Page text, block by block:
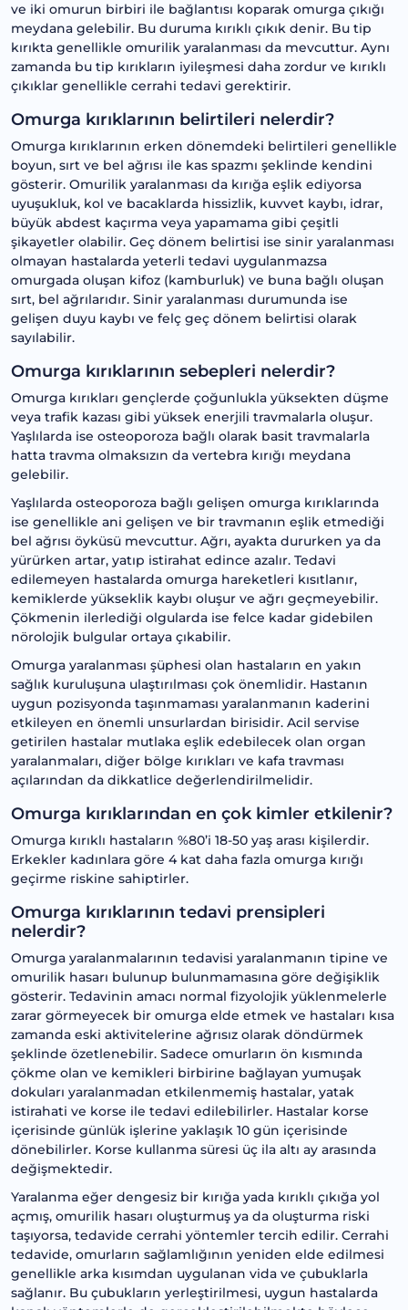
ve iki omurun birbiri ile bağlantısı koparak omurga çıkığı
meydana gelebilir. Bu duruma kırıklı çıkık denir. Bu tip
kırıkta genellikle omurilik yaralanması da mevcuttur. Aynı
zamanda bu tip kırıkların iyileşmesi daha zordur ve kırıklı
çıkıklar genellikle cerrahi tedavi gerektirir.
Omurga kırıklarının belirtileri nelerdir?
Omurga kırıklarının erken dönemdeki belirtileri genellikle
boyun, sırt ve bel ağrısı ile kas spazmı şeklinde kendini
gösterir. Omurilik yaralanması da kırığa eşlik ediyorsa
uyuşukluk, kol ve bacaklarda hissizlik, kuvvet kaybı, idrar,
büyük abdest kaçırma veya yapamama gibi çeşitli
şikayetler olabilir. Geç dönem belirtisi ise sinir yaralanması
olmayan hastalarda yeterli tedavi uygulanmazsa
omurgada oluşan kifoz (kamburluk) ve buna bağlı oluşan
sırt, bel ağrılarıdır. Sinir yaralanması durumunda ise
gelişen duyu kaybı ve felç geç dönem belirtisi olarak
sayılabilir.
Omurga kırıklarının sebepleri nelerdir?
Omurga kırıkları gençlerde çoğunlukla yüksekten düşme
veya trafik kazası gibi yüksek enerjili travmalarla oluşur.
Yaşlılarda ise osteoporoza bağlı olarak basit travmalarla
hatta travma olmaksızın da vertebra kırığı meydana
gelebilir.
Yaşlılarda osteoporoza bağlı gelişen omurga kırıklarında
ise genellikle ani gelişen ve bir travmanın eşlik etmediği
bel ağrısı öyküsü mevcuttur. Ağrı, ayakta dururken ya da
yürürken artar, yatıp istirahat edince azalır. Tedavi
edilemeyen hastalarda omurga hareketleri kısıtlanır,
kemiklerde yükseklik kaybı oluşur ve ağrı geçmeyebilir.
Çökmenin ilerlediği olgularda ise felce kadar gidebilen
nörolojik bulgular ortaya çıkabilir.
Omurga yaralanması şüphesi olan hastaların en yakın
sağlık kuruluşuna ulaştırılması çok önemlidir. Hastanın
uygun pozisyonda taşınmaması yaralanmanın kaderini
etkileyen en önemli unsurlardan birisidir. Acil servise
getirilen hastalar mutlaka eşlik edebilecek olan organ
yaralanmaları, diğer bölge kırıkları ve kafa travması
açılarından da dikkatlice değerlendirilmelidir.
Omurga kırıklarından en çok kimler etkilenir?
Omurga kırıklı hastaların %80’i 18-50 yaş arası kişilerdir.
Erkekler kadınlara göre 4 kat daha fazla omurga kırığı
geçirme riskine sahiptirler.
Omurga kırıklarının tedavi prensipleri
nelerdir?
Omurga yaralanmalarının tedavisi yaralanmanın tipine ve
omurilik hasarı bulunup bulunmamasına göre değişiklik
gösterir. Tedavinin amacı normal fizyolojik yüklenmelerle
zarar görmeyecek bir omurga elde etmek ve hastaları kısa
zamanda eski aktivitelerine ağrısız olarak döndürmek
şeklinde özetlenebilir. Sadece omurların ön kısmında
çökme olan ve kemikleri birbirine bağlayan yumuşak
dokuları yaralanmadan etkilenmemiş hastalar, yatak
istirahati ve korse ile tedavi edilebilirler. Hastalar korse
içerisinde günlük işlerine yaklaşık 10 gün içerisinde
dönebilirler. Korse kullanma süresi üç ila altı ay arasında
değişmektedir.
Yaralanma eğer dengesiz bir kırığa yada kırıklı çıkığa yol
açmış, omurilik hasarı oluşturmuş ya da oluşturma riski
taşıyorsa, tedavide cerrahi yöntemler tercih edilir. Cerrahi
tedavide, omurların sağlamlığının yeniden elde edilmesi
genellikle arka kısımdan uygulanan vida ve çubuklarla
sağlanır. Bu çubukların yerleştirilmesi, uygun hastalarda